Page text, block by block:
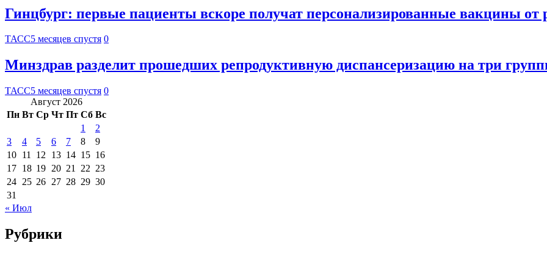
Гинцбург: первые пациенты вскоре получат персонализированные вакцины от
ТАСС5 месяцев спустя 0
Минздрав разделит прошедших репродуктивную диспансеризацию на три
ТАСС5 месяцев спустя 0
Август 2026
Пн Вт Ср Чт Пт Сб Вс
1
2
3
4 5 6 7 8
9
10 11 12 13 14 15 16
17 18 19 20 21 22 23
24 25 26 27 28 29 30
31
« Июл
Рубрики